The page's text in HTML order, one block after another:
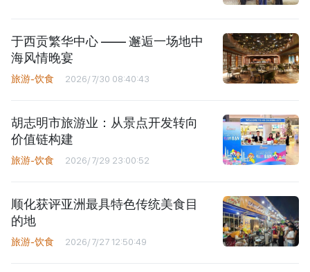
于西贡繁华中心 —— 邂逅一场地中
海风情晚宴
旅游-饮食 2026/7/30 08:40:43
胡志明市旅游业：从景点开发转向
价值链构建
旅游-饮食 2026/7/29 23:00:52
顺化获评亚洲最具特色传统美食目
的地
旅游-饮食 2026/7/27 12:50:49